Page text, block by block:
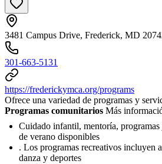
3481 Campus Drive, Frederick, MD
301-663-5131
https://frederickymca.org/programs
Ofrece una variedad de programas y
Programas comunitarios Más
Cuidado infantil, mentoría,
de verano disponibles
. Los programas recreativos incluyen
danza y deportes